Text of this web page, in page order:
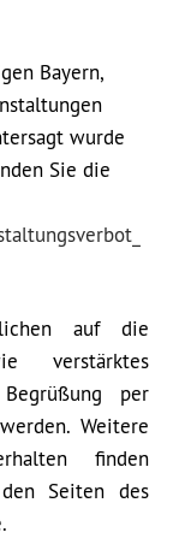
Bayern,
wurde
Sie die
auf die
verstärktes
per
Weitere
finden
Seiten des
.